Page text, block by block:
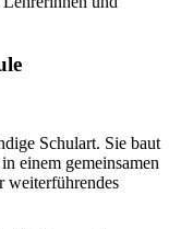
Schulart. Sie baut
einem gemeinsamen
weiterführendes